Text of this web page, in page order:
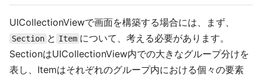
UICollectionViewで画面を構築する場合には、まず、
Section と Item について、考える必要があります。
SectionはUICollectionView内での大きなグループ分けを
表し、Itemはそれぞれのグループ内における個々の要素